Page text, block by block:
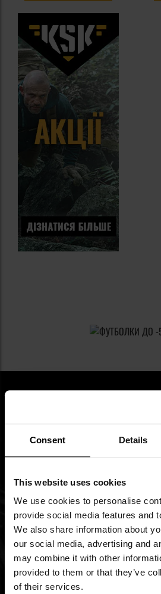
Consent Details
This website uses cookies
We use cookies to personalise
provide social media features and
We also share information about
our social media, advertising and
may combine it with other
provided to them or that they’ve
of their services.
ПІДПИШИСЬ
РОЗСИЛКУ
Будь в курсі новинок та акцій
Ім'я
Підпишіться
на
нашу
Я ознайомився з